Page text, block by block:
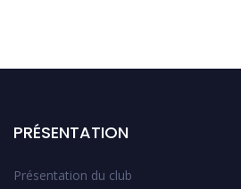
PRÉSENTATION
Présentation du club